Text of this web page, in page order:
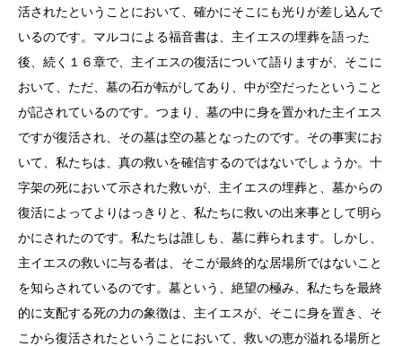
活されたということにおいて、確かにそこにも光りが差し込んで
いるのです。マルコによる福音書は、主イエスの埋葬を語った
後、続く１６章で、主イエスの復活について語りますが、そこに
おいて、ただ、墓の石が転がしてあり、中が空だったということ
が記されているのです。つまり、墓の中に身を置かれた主イエス
ですが復活され、その墓は空の墓となったのです。その事実にお
いて、私たちは、真の救いを確信するのではないでしょうか。十
字架の死において示された救いが、主イエスの埋葬と、墓からの
復活によってよりはっきりと、私たちに救いの出来事として明ら
かにされたのです。私たちは誰しも、墓に葬られます。しかし、
主イエスの救いに与る者は、そこが最終的な居場所ではないこと
を知らされているのです。墓という、絶望の極み、私たちを最終
的に支配する死の力の象徴は、主イエスが、そこに身を置き、そ
こから復活されたということにおいて、救いの恵が溢れる場所と